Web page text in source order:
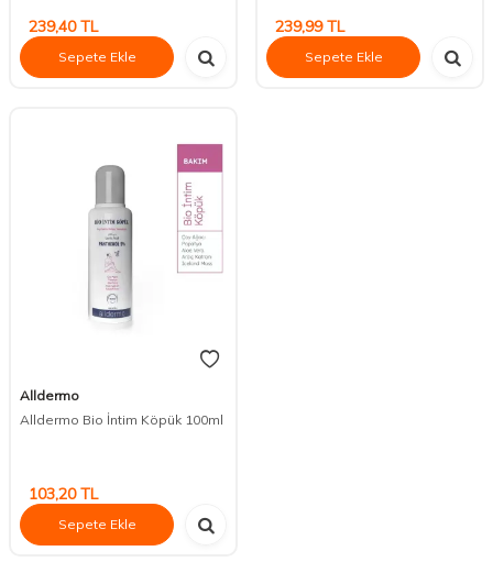
239,40TL
Sepete Ekle
239,99TL
Sepete Ekle
Alldermo
Alldermo Bio İntim Köpük 100ml
103,20TL
Sepete Ekle